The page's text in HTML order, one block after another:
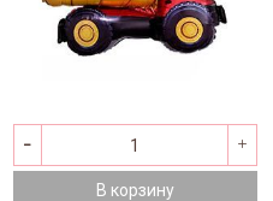
В корзину